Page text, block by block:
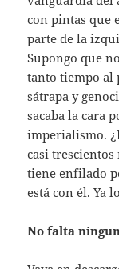
con pintas que
parte de la
Supongo que
tanto tiempo al
sátrapa y
sacaba la cara
imperialismo.
casi trescientos
tiene enfilado
está con él. Ya
No falta